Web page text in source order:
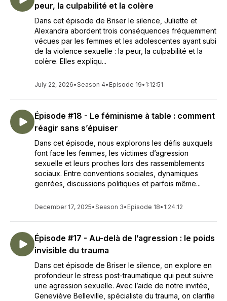
peur, la culpabilité et la colère
Dans cet épisode de Briser le silence, Juliette et
Alexandra abordent trois conséquences fréquemment
vécues par les femmes et les adolescentes ayant subi
de la violence sexuelle : la peur, la culpabilité et la
colère. Elles expliqu...
July 22, 2026•Season 4• Episode 19• 1:12:51
Épisode #18 - Le féminisme à table : comment
réagir sans s’épuiser
Dans cet épisode, nous explorons les défis auxquels
font face les femmes, les victimes d’agression
sexuelle et leurs proches lors des rassemblements
sociaux. Entre conventions sociales, dynamiques
genrées, discussions politiques et parfois même...
December 17, 2025•Season 3• Episode 18• 1:24:12
Épisode #17 - Au-delà de l’agression : le poids
invisible du trauma
Dans cet épisode de Briser le silence, on explore en
profondeur le stress post-traumatique qui peut suivre
une agression sexuelle. Avec l’aide de notre invitée,
Geneviève Belleville, spécialiste du trauma, on clarifie